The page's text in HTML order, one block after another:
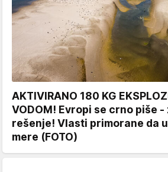
AKTIVIRANO 180 KG
VODOM! Evropi se crno piše -
rešenje! Vlasti primorane da
mere (FOTO)